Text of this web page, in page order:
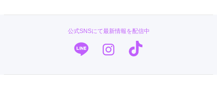
エレガント キュート クール
成人式レポート
振袖ブランド特集公式SNSにて最新情報を配信中